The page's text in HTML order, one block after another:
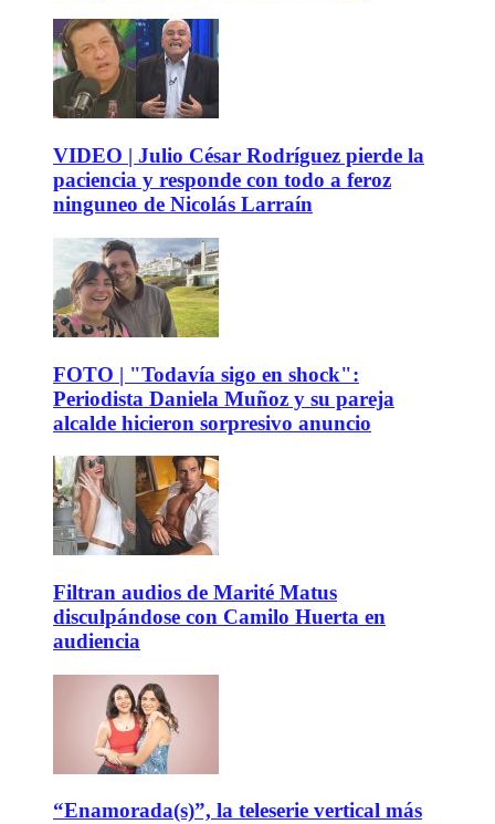
VIDEO | Julio César Rodríguez pierde la
paciencia y responde con todo a feroz
ninguneo de Nicolás Larraín
FOTO | "Todavía sigo en shock":
Periodista Daniela Muñoz y su pareja
alcalde hicieron sorpresivo anuncio
Filtran audios de Marité Matus
disculpándose con Camilo Huerta en
audiencia
“Enamorada(s)”, la teleserie vertical más